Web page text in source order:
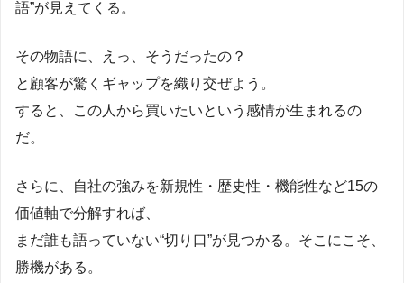
語”が見えてくる。
その物語に、えっ、そうだったの？
と顧客が驚くギャップを織り交ぜよう。
すると、この人から買いたいという感情が生まれるの
だ。
さらに、自社の強みを新規性・歴史性・機能性など15の
価値軸で分解すれば、
まだ誰も語っていない“切り口”が見つかる。そこにこそ、
勝機がある。